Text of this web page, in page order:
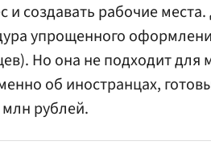
и создавать рабочие
упрощенного
Но она не подходит для
об иностранцах,
рублей.